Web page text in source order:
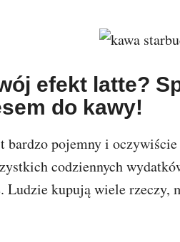
efekt latte?
do kawy!
bardzo pojemny i
codziennych
Ludzie kupują wiele